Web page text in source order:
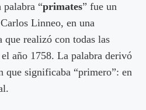
“primates” fue un
Linneo, en una
realizó con todas las
año 1758. La palabra derivó
que significaba “primero”: en